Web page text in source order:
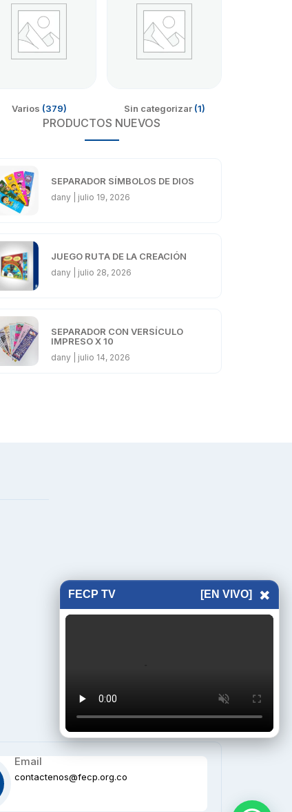
FECP TV [EN VIVO] ×
Varios (379) Sin categorizar (1)
PRODUCTOS NUEVOS
SEPARADOR SÍMBOLOS DE DIOS
dany julio 19, 2026
JUEGO RUTA DE LA CREACIÓN
dany julio 28, 2026
SEPARADOR CON VERSÍCULO
IMPRESO X 10
dany julio 14, 2026
Email
contactenos@fecp.org.co